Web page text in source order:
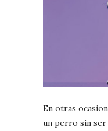
En otras
un perro sin ser